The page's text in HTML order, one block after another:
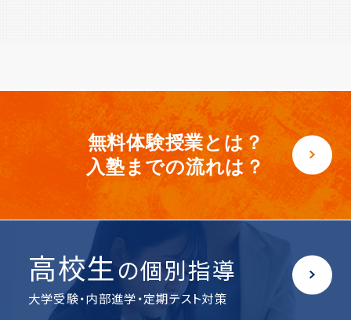
無料体験授業とは？
入塾までの流れは？
高校生の個別指導
大学受験・内部進学・定期テスト対策